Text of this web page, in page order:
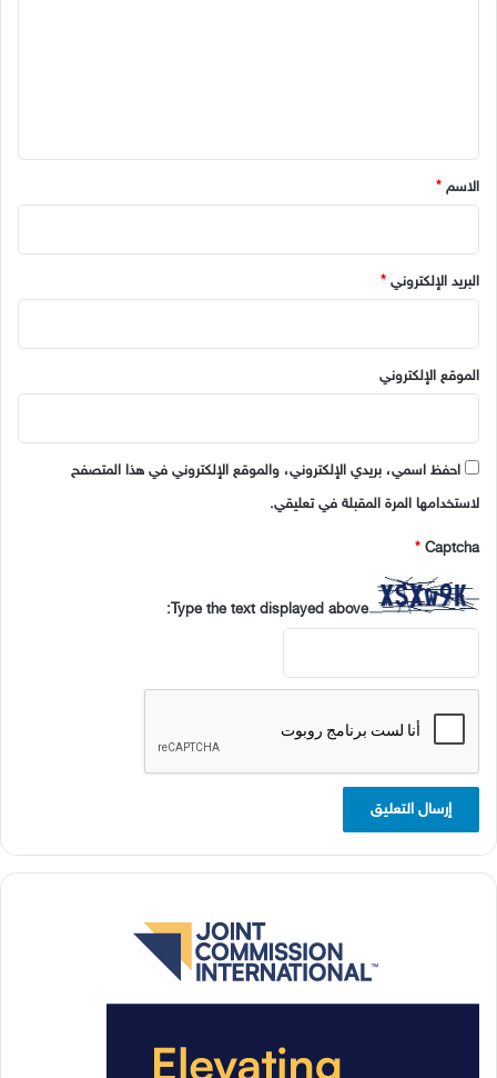
*
الاسم *
البريد الإلكتروني *
الموقع الإلكتروني
احفظ اسمي، بريدي الإلكتروني، والموقع الإلكتروني في هذا المتصفح
لاستخدامها المرة المقبلة في تعليقي.
Captcha
*
Type the text displayed above: